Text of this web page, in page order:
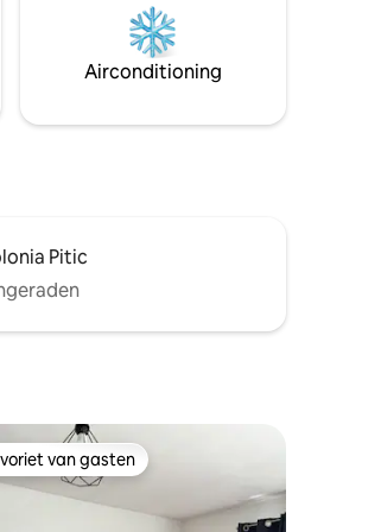
toegang. Bevoorrechte
in de buurt van restaurants,
winkelplein, honkbalstadion en
Op 10 minuten van het
Airconditioning
Pitic
van gasten
van gasten